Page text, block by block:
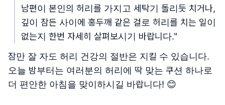
남편이 본인의 허리를 가지고 세탁기 돌리듯 치거나,
깊이 잠든 사이에 홍두깨 같은 걸로 허리를 치는 일이
없는지 한번 자세히 살펴보시기 바랍니다."
잠만 잘 자도 허리 건강의 절반은 지킬 수 있습니다.
오늘 밤부터는 여러분의 허리에 딱 맞는 쿠션 하나로
더 편안한 아침을 맞이하시길 바랍니다! 😊